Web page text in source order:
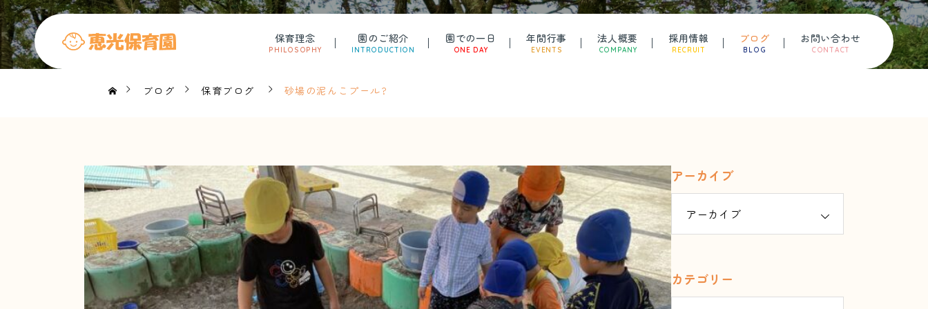
保育理念
PHILOSOPHY
園のご紹介
INTRODUCTION
園での一日
ONE DAY
年間行事
EVENTS
法人概要
COMPANY
採用情報
RECRUIT
ブログ
BLOG
お問い合わせ
CONTACT
ブログ 保育ブログ 砂場の泥んこプール?
アーカイブ
カテゴリー